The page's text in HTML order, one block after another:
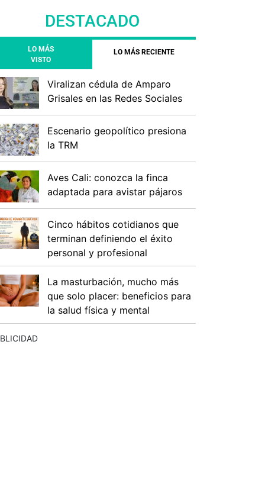
DESTACADO
LO MÁS
VISTO
LO MÁS RECIENTE
Viralizan cédula de Amparo
Grisales en las Redes Sociales
Escenario geopolítico presiona
la TRM
Aves Cali: conozca la finca
adaptada para avistar pájaros
Cinco hábitos cotidianos que
terminan definiendo el éxito
personal y profesional
La masturbación, mucho más
que solo placer: beneficios para
la salud física y mental